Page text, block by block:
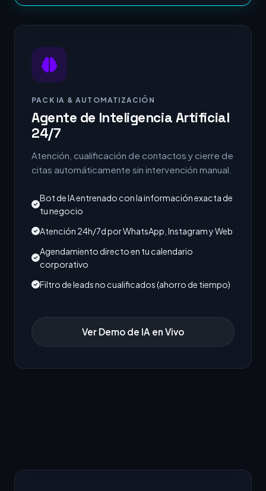
PACK IA & AUTOMATIZACIÓN
Agente de Inteligencia Artificial
24/7
Atención, cualificación de contactos y cierre de
citas automáticamente sin intervención manual.
Bot de IA entrenado con la información exacta de
tu negocio
Atención 24h/7d por WhatsApp, Instagram y Web
Agendamiento directo en tu calendario
corporativo
Filtro de leads no cualificados (ahorro de tiempo)
Ver Demo de IA en Vivo